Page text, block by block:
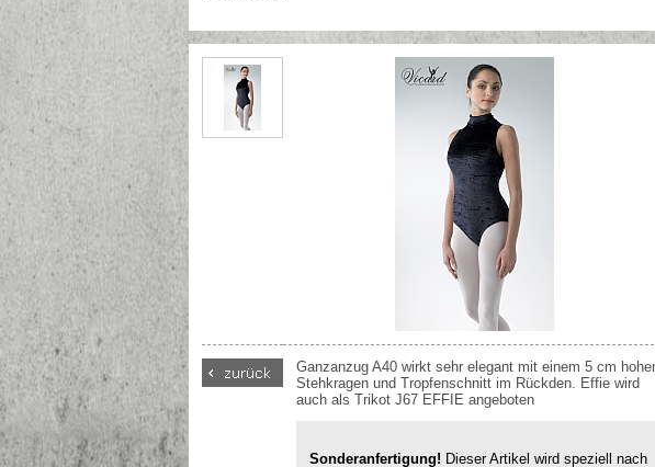
Ganzanzug A40 wirkt sehr elegant mit einem 5 cm
Stehkragen und Tropfenschnitt im Rückden. Effie wird
auch als Trikot J67 EFFIE angeboten
Sonderanfertigung! Dieser Artikel wird speziell nach